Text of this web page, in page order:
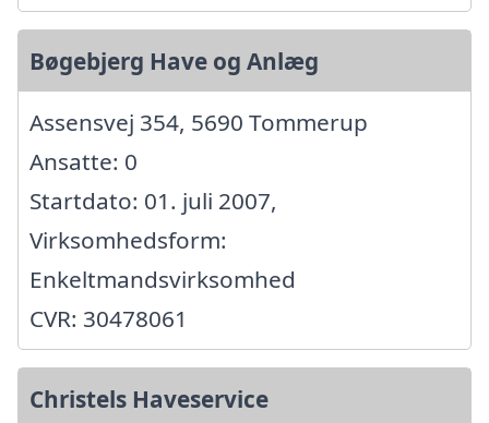
Bøgebjerg Have og Anlæg
Assensvej 354, 5690 Tommerup
Ansatte: 0
Startdato: 01. juli 2007,
Virksomhedsform:
Enkeltmandsvirksomhed
CVR: 30478061
Christels Haveservice